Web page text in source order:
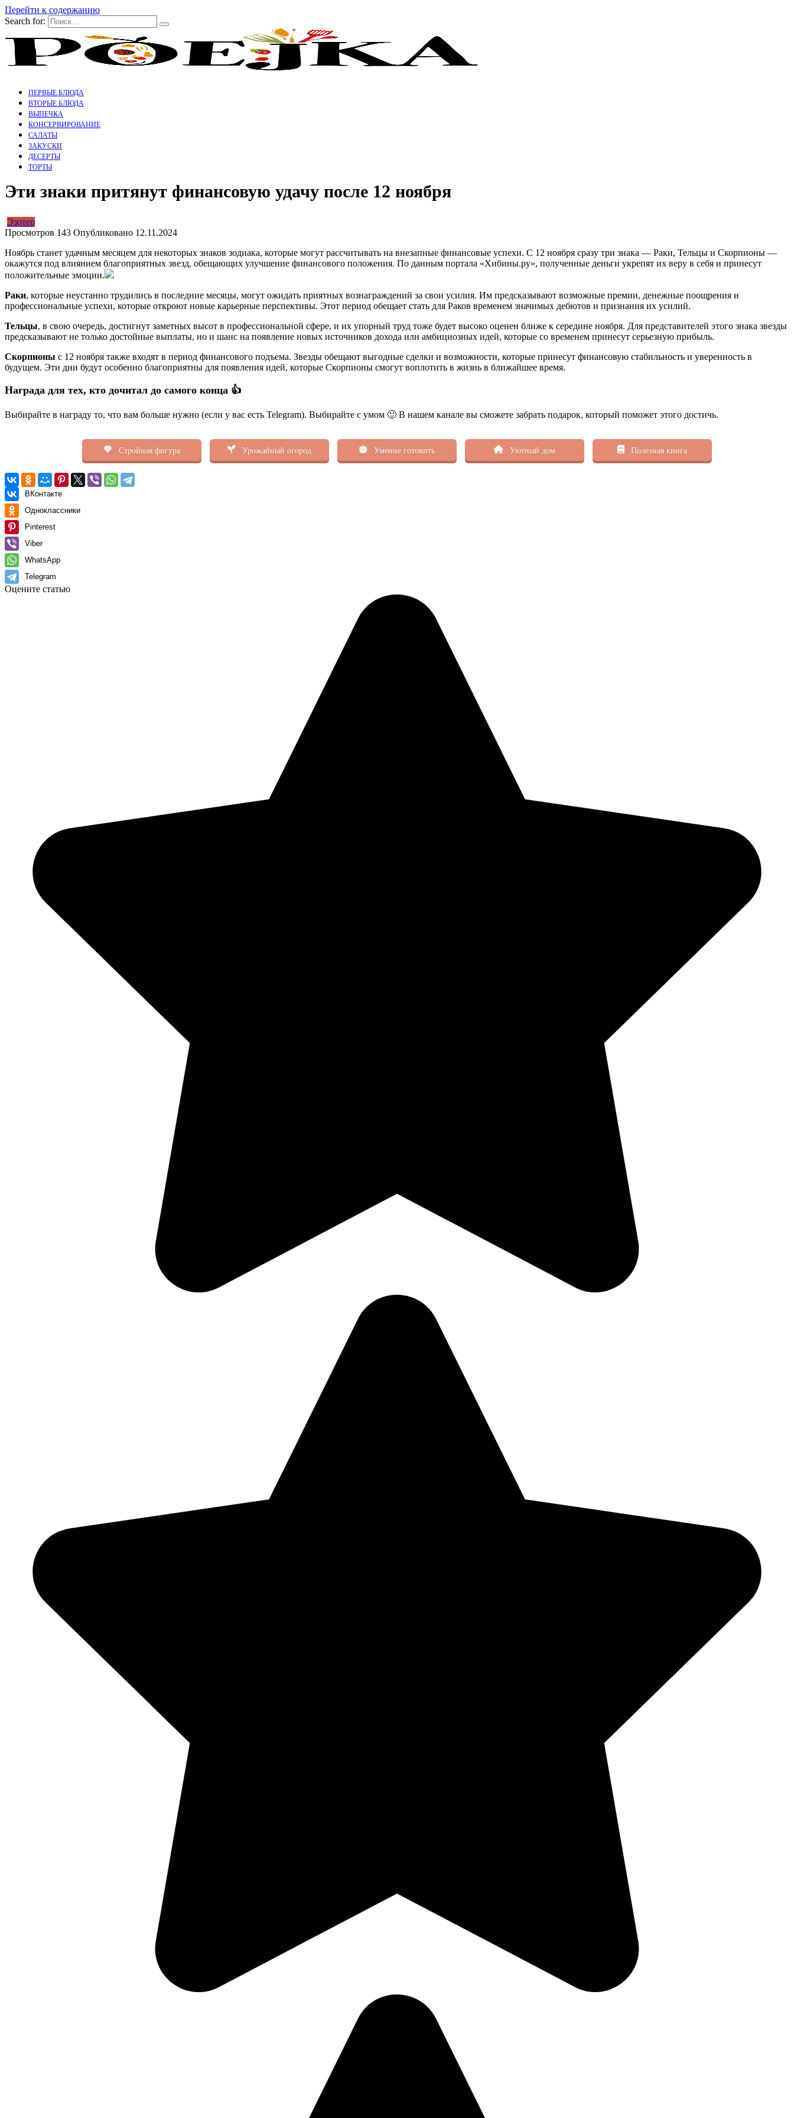
Перейти к содержанию
Search for:
ПЕРВЫЕ БЛЮДА
ВТОРЫЕ БЛЮДА
ВЫПЕЧКА
КОНСЕРВИРОВАНИЕ
САЛАТЫ
ЗАКУСКИ
ДЕСЕРТЫ
ТОРТЫ
Эти знаки притянут финансовую удачу после 12 ноября
Эзотер
Просмотров 143 Опубликовано 12.11.2024
Ноябрь станет удачным месяцем для некоторых знаков зодиака, которые могут рассчитывать на внезапные финансовые успехи. С 12 ноября сразу три знака — Раки, Тельцы и Скорпионы —
окажутся под влиянием благоприятных звезд, обещающих улучшение финансового положения. По данным портала «Хибины.ру», полученные деньги укрепят их веру в себя и принесут
положительные эмоции.
Раки, которые неустанно трудились в последние месяцы, могут ожидать приятных вознаграждений за свои усилия. Им предсказывают возможные премии, денежные поощрения и
профессиональные успехи, которые откроют новые карьерные перспективы. Этот период обещает стать для Раков временем значимых дебютов и признания их усилий.
Тельцы, в свою очередь, достигнут заметных высот в профессиональной сфере, и их упорный труд тоже будет высоко оценен ближе к середине ноября. Для представителей этого знака звезды
предсказывают не только достойные выплаты, но и шанс на появление новых источников дохода или амбициозных идей, которые со временем принесут серьезную прибыль.
Скорпионы с 12 ноября также входят в период финансового подъема. Звезды обещают выгодные сделки и возможности, которые принесут финансовую стабильность и уверенность в
будущем. Эти дни будут особенно благоприятны для появления идей, которые Скорпионы смогут воплотить в жизнь в ближайшее время.
Награда для тех, кто дочитал до самого конца 👍
Выбирайте в награду то, что вам больше нужно (если у вас есть Telegram). Выбирайте с умом 🙂 В нашем канале вы сможете забрать подарок, который поможет этого достичь.
Стройная фигура Урожайный огород Умение готовить Уютный дом Полезная книга
ВКонтакте
Одноклассники
Pinterest
Viber
WhatsApp
Telegram
Оцените статью